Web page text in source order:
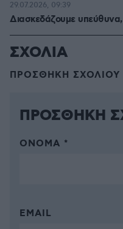
Διασκεδάζουμε
29.07.2026, 09:39
ΣΧΟΛΙΑ
ΠΡΟΣΘΗΚΗ ΣΧΟΛΙΟΥ
ΠΡΟΣΘΗΚΗ
ΌΝΟΜΑ *
EMAIL